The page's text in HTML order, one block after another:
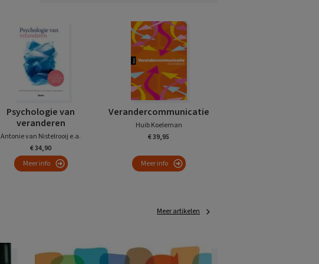
Psychologie van
veranderen
Antonie van Nistelrooij e.a.
€ 34,90
Meer info
Verandercommunicatie
Huib Koeleman
€ 39,95
Meer info
Meer artikelen